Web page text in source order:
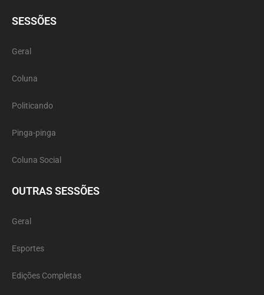
SESSÕES
Geral
Coluna
Politicando
Pinga-pinga
Coluna Social
OUTRAS SESSÕES
Geral
Esportes
Edições Completas